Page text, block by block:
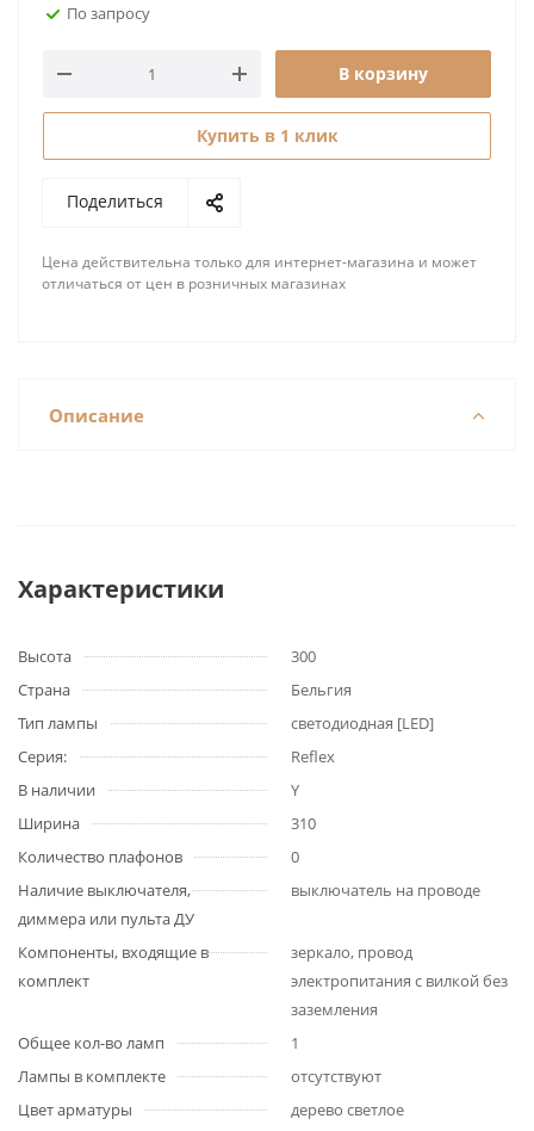
По запросу
В корзину
Купить в 1 клик
Поделиться
Цена действительна только для интернет-магазина и может
отличаться от цен в розничных магазинах
Описание
Характеристики
Высота
300
Страна
Бельгия
Тип лампы
светодиодная [LED]
Серия:
Reflex
В наличии
Y
Ширина
310
Количество плафонов
0
Наличие выключателя,
диммера или пульта ДУ
выключатель на проводе
Компоненты, входящие в
комплект
зеркало, провод
электропитания с вилкой без
заземления
Общее кол-во ламп
1
Лампы в комплекте
отсутствуют
Цвет арматуры
дерево светлое